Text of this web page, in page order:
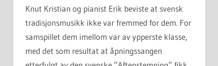
Knut Kristian og pianist Erik beviste at svensk
tradisjonsmusikk ikke var fremmed for dem. For
samspillet dem imellom var av ypperste klasse,
med det som resultat at åpningssangen